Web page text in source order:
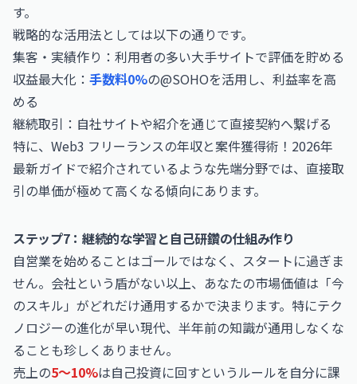
す。
戦略的な活用法としては以下の通りです。
集客・実績作り：利用者の多い大手サイトで評価を貯める
収益最大化： 手数料0%の@SOHOを活用し、利益率を高
める
継続取引：自社サイトや紹介を通じて直接契約へ繋げる
特に、 Web3 フリーランスの年収と案件獲得術！2026年
最新ガイドで紹介されているような先端分野では、直接取
引の単価が極めて高くなる傾向にあります。
ステップ7：継続的な学習と自己研鑽の仕組み作り
自営業を始めることはゴールではなく、スタートに過ぎま
せん。会社という盾がない以上、あなたの市場価値は「今
のスキル」がどれだけ通用するかで決まります。特にテク
ノロジーの進化が早い現代、半年前の知識が通用しなくな
ることも珍しくありません。
売上の5〜10%は自己投資に回すというルールを自分に課